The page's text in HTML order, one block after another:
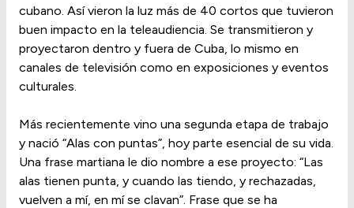
cubano. Así vieron la luz más de 40 cortos que tuvieron
buen impacto en la teleaudiencia. Se transmitieron y
proyectaron dentro y fuera de Cuba, lo mismo en
canales de televisión como en exposiciones y eventos
culturales.
Más recientemente vino una segunda etapa de trabajo
y nació “Alas con puntas”, hoy parte esencial de su vida.
Una frase martiana le dio nombre a ese proyecto: “Las
alas tienen punta, y cuando las tiendo, y rechazadas,
vuelven a mí, en mí se clavan”. Frase que se ha